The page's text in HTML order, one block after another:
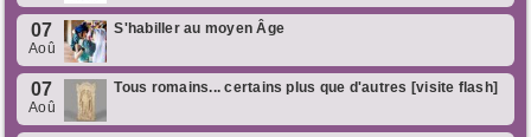
07
Aoû
S'habiller au moyen Âge
07
Aoû
Tous romains... certains plus que d'autres [visite flash]